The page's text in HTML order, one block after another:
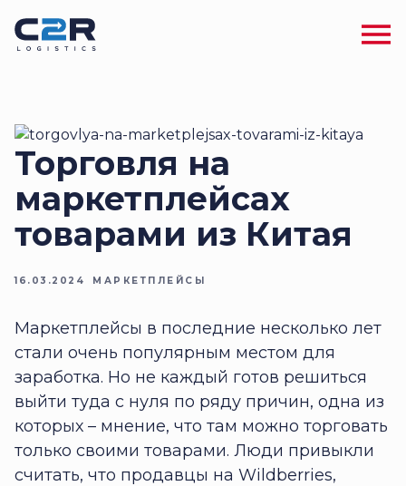
Торговля на
маркетплейсах
товарами из Китая
16.03.2024 МАРКЕТПЛЕЙСЫ
Маркетплейсы в последние несколько лет
стали очень популярным местом для
заработка. Но не каждый готов решиться
выйти туда с нуля по ряду причин, одна из
которых – мнение, что там можно торговать
только своими товарами. Люди привыкли
считать, что продавцы на Wildberries,